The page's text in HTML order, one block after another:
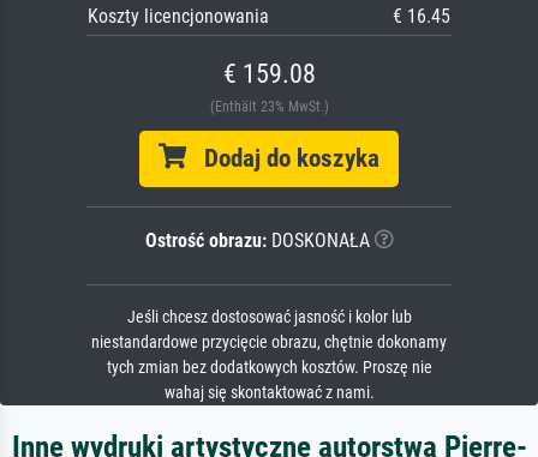
Koszty licencjonowania
€ 16.45
€ 159.08
(Enthält 23% MwSt.)
Dodaj do koszyka
Ostrość obrazu:DOSKONAŁA
Jeśli chcesz dostosować jasność i kolor lub
niestandardowe przycięcie obrazu, chętnie dokonamy
tych zmian bez dodatkowych kosztów. Proszę nie
wahaj się skontaktować z nami.
Inne wydruki artystyczne autorstwa Pierre-